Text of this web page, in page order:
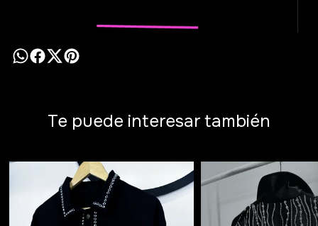
Te puede interesar también